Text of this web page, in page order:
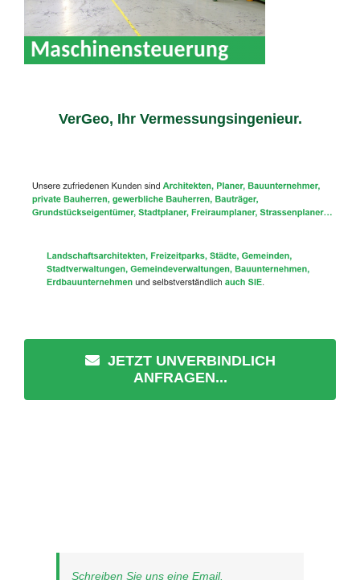
VerGeo, Ihr Vermessungsingenieur.
JETZT UNVERBINDLICH
ANFRAGEN...
Schreiben Sie uns eine Email.